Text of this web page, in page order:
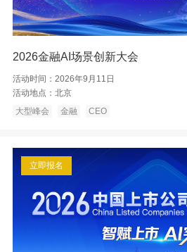
2026金融AI场景创新大会
活动时间： 2026年9月11日
活动地点： 北京
大型峰会
金融 CEO
立即报名